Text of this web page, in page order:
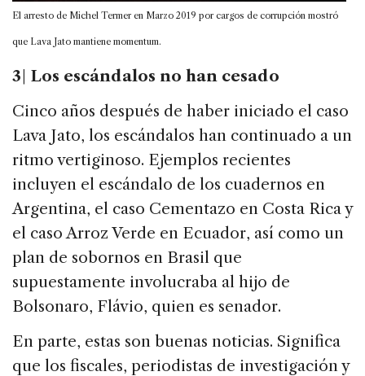
El arresto de Michel Termer en Marzo 2019 por cargos de corrupción mostró
que Lava Jato mantiene momentum.
3 Los escándalos no han cesado
Cinco años después de haber iniciado el caso
Lava Jato, los escándalos han continuado a un
ritmo vertiginoso. Ejemplos recientes
incluyen el escándalo de los cuadernos en
Argentina, el caso Cementazo en Costa Rica y
el caso Arroz Verde en Ecuador, así como un
plan de sobornos en Brasil que
supuestamente involucraba al hijo de
Bolsonaro, Flávio, quien es senador.
En parte, estas son buenas noticias. Significa
que los fiscales, periodistas de investigación y